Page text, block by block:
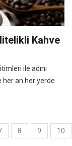
Kahve
ile adını
her an her yerde
8 9 10